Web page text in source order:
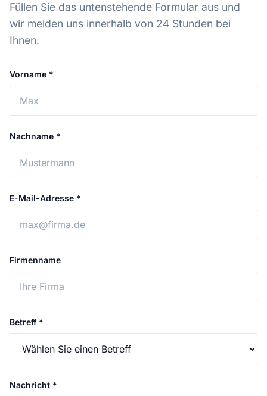
Füllen Sie das untenstehende Formular aus und
wir melden uns innerhalb von 24 Stunden bei
Ihnen.
Vorname *
Nachname *
E-Mail-Adresse *
Firmenname
Betreff *
Nachricht *